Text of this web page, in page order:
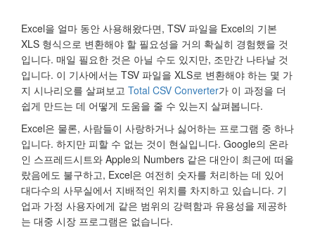
Excel을 얼마 동안 사용해왔다면, TSV 파일을 Excel의 기본
XLS 형식으로 변환해야 할 필요성을 거의 확실히 경험했을 것
입니다. 매일 필요한 것은 아닐 수도 있지만, 조만간 나타날 것
입니다. 이 기사에서는 TSV 파일을 XLS로 변환해야 하는 몇 가
지 시나리오를 살펴보고 Total CSV Converter가 이 과정을 더
쉽게 만드는 데 어떻게 도움을 줄 수 있는지 살펴봅니다.
Excel은 물론, 사람들이 사랑하거나 싫어하는 프로그램 중 하나
입니다. 하지만 피할 수 없는 것이 현실입니다. Google의 온라
인 스프레드시트와 Apple의 Numbers 같은 대안이 최근에 떠올
랐음에도 불구하고, Excel은 여전히 숫자를 처리하는 데 있어
대다수의 사무실에서 지배적인 위치를 차지하고 있습니다. 기
업과 가정 사용자에게 같은 범위의 강력함과 유용성을 제공하
는 대중 시장 프로그램은 없습니다.